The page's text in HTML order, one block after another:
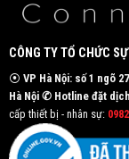
CÔNG TY TỔ CHỨC
⦿ VP Hà Nội: số 1 ngõ
Hà Nội ✆ Hotline đặt
cấp thiết bị - nhân sự: